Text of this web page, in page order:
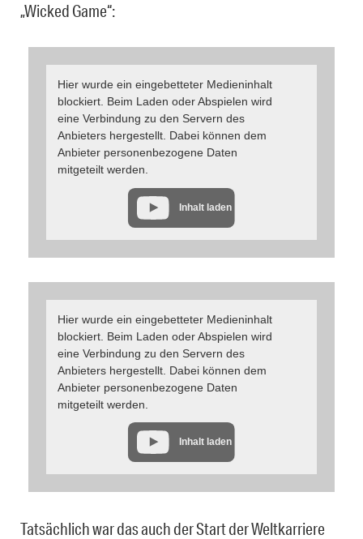
„Wicked Game“:
Hier wurde ein eingebetteter Medieninhalt
blockiert. Beim Laden oder Abspielen wird
eine Verbindung zu den Servern des
Anbieters hergestellt. Dabei können dem
Anbieter personenbezogene Daten
mitgeteilt werden.
Inhalt laden
Hier wurde ein eingebetteter Medieninhalt
blockiert. Beim Laden oder Abspielen wird
eine Verbindung zu den Servern des
Anbieters hergestellt. Dabei können dem
Anbieter personenbezogene Daten
mitgeteilt werden.
Inhalt laden
Tatsächlich war das auch der Start der Weltkarriere